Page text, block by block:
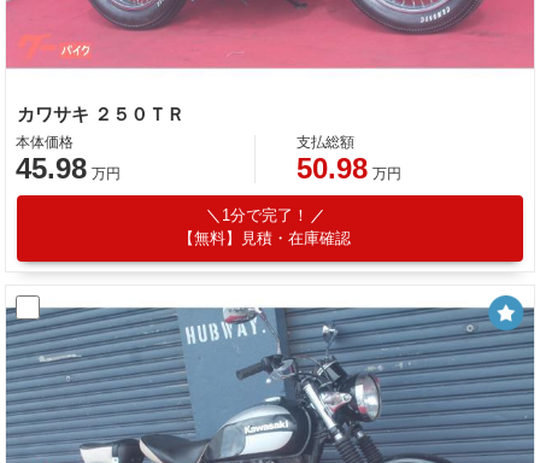
カワサキ ２５０ＴＲ
本体価格
45.98 万円
支払総額
50.98 万円
1分で完了！
【無料】見積・在庫確認